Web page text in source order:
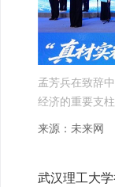
孟芳兵在致辞
经济的重要支
来源：未来网
武汉理工大